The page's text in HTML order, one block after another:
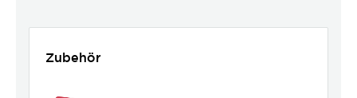
Zubehör